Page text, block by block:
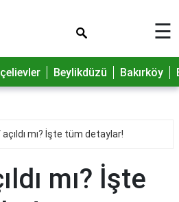
☰
Beylikdüzü Bakırköy
açıldı mı? İşte tüm detaylar!
mı? İşte